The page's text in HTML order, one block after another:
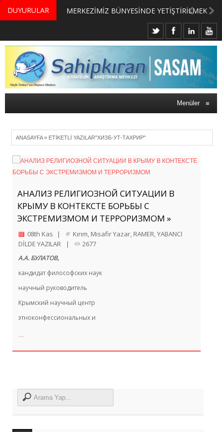
DUYURULAR MERKEZİMİZ BÜNYESİNDE YETİŞTİRİLMEK ÜZERE GÖNÜLLÜ ÜLKE MASASI UZMANI VE UZMAN ADAYLARI ARIYORUZ
Menüler ≡
ANASAYFA» ETIKETLI YAZILAR"ХИЗБ-УТ-ТАХРИР"
АНАЛИЗ РЕЛИГИОЗНОЙ СИТУАЦИИ В
КРЫМУ В КОНТЕКСТЕ БОРЬБЫ С
ЭКСТРЕМИЗМОМ И ТЕРРОРИЗМОМ »
08th Kas | Kırım Misafir Yazar RAMER YABANCI
DİLDE YAZILAR
| 2677
А.А. БУЛАТОВ,
кандидат философских наук
научный руководитель
Крымский научный центр
этноконфессиональных и
…